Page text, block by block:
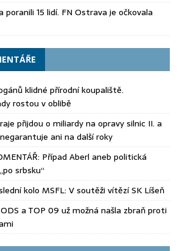
15 lidí. FN Ostrava je očkovala
klidné přírodní koupaliště.
rostou v oblibě
přijdou o miliardy na opravy silnic II. a
ani na další roky
Případ Aberl aneb politická
srbsku“
kolo MSFL: V soutěži vítězí SK Líšeň
a TOP 09 už možná našla zbraň proti